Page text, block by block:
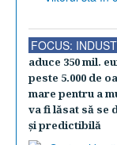
FOCUS:
aduce 350 mil.
peste 5.000 de
mare pentru a
va fi lăsat să se
şi predictibilă